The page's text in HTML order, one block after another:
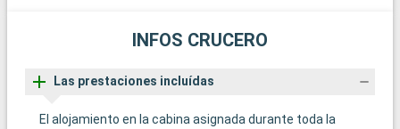
INFOS CRUCERO
Las prestaciones incluídas
El alojamiento en la cabina asignada durante toda la